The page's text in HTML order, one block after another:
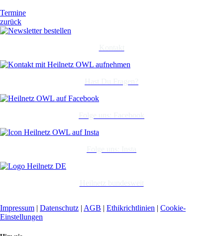
Termine
zurück
Impressum | Datenschutz | AGB | Ethikrichtlinien | Cookie-
Einstellungen